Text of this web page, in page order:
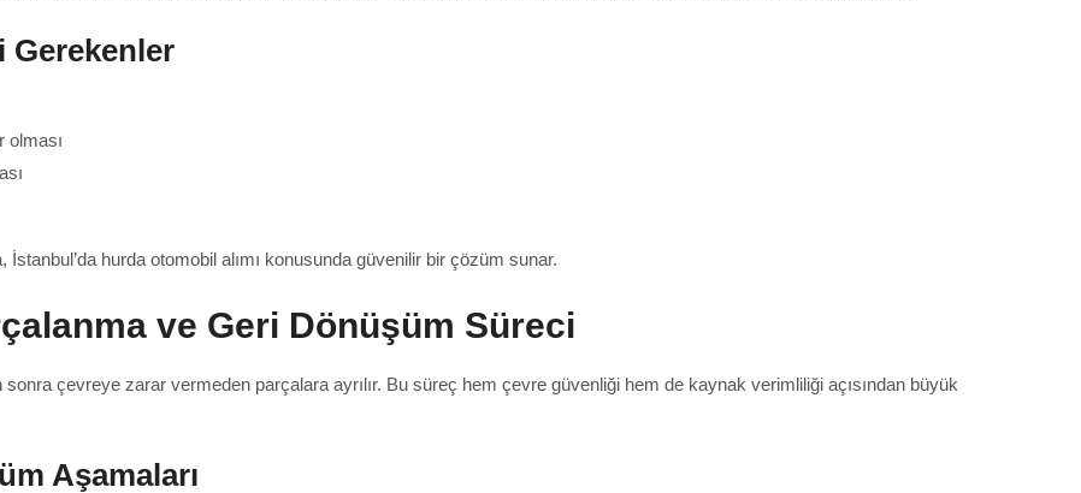
Gerekenler
olması
hurda otomobil alımı konusunda güvenilir bir çözüm sunar.
ve Geri Dönüşüm Süreci
sonra çevreye zarar vermeden parçalara ayrılır. Bu süreç hem çevre güvenliği hem de kaynak verimliliği açısından büyük
Aşamaları